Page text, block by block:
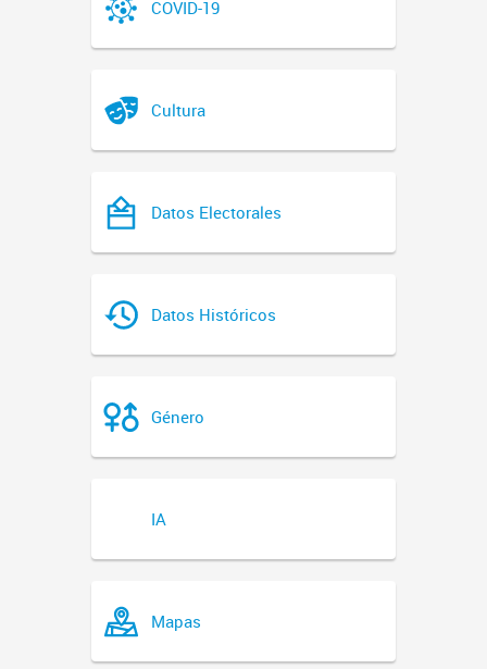
COVID-19
Cultura
Datos Electorales
Datos Históricos
Género
IA
Mapas